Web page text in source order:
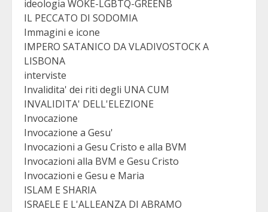
ideologia WOKE-LGBTQ-GREENB
IL PECCATO DI SODOMIA
Immagini e icone
IMPERO SATANICO DA VLADIVOSTOCK A
LISBONA
interviste
Invalidita' dei riti degli UNA CUM
INVALIDITA' DELL'ELEZIONE
Invocazione
Invocazione a Gesu'
Invocazioni a Gesu Cristo e alla BVM
Invocazioni alla BVM e Gesu Cristo
Invocazioni e Gesu e Maria
ISLAM E SHARIA
ISRAELE E L'ALLEANZA DI ABRAMO